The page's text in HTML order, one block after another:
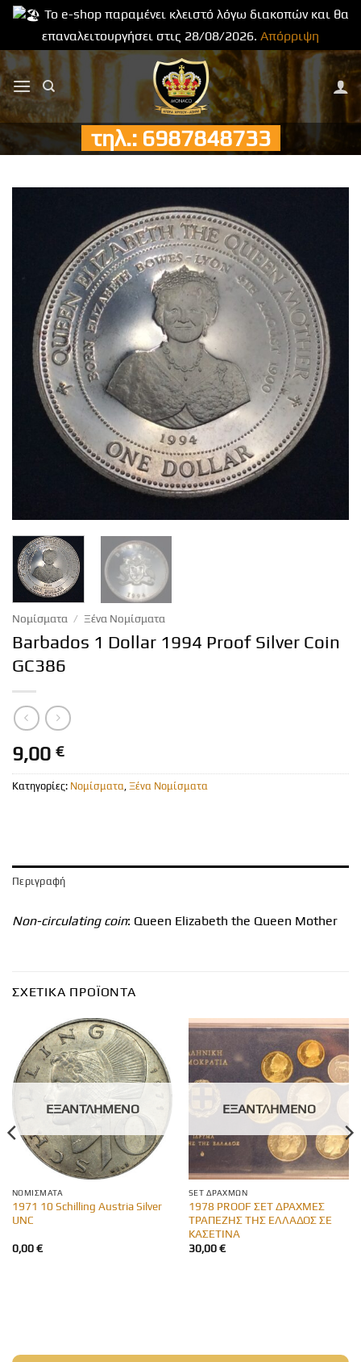
Το e-shop παραμένει κλειστό λόγω διακοπών και θα
επαναλειτουργήσει στις 28/08/2026. Απόρριψη
Μετάβαση
στο
περιεχόμενο
τηλ.: 6987848733
Νομίσματα / Ξένα Νομίσματα
Barbados 1 Dollar 1994 Proof Silver Coin
GC386
9,00 €
Κατηγορίες: Νομίσματα Ξένα Νομίσματα
Περιγραφή
Non-circulating coin: Queen Elizabeth the Queen Mother
ΣΧΕΤΙΚΆ ΠΡΟΪΌΝΤΑ
ΕΞΑΝΤΛΗΜΈΝΟ
ΝΟΜΊΣΜΑΤΑ
1971 10 Schilling Austria Silver
UNC
0,00€
ΕΞΑΝΤΛΗΜΈΝΟ
SET ΔΡΑΧΜΏΝ
1978 PROOF ΣΕΤ ΔΡΑΧΜΕΣ
ΤΡΑΠΕΖΗΣ ΤΗΣ ΕΛΛΑΔΟΣ ΣΕ
ΚΑΣΕΤΙΝΑ
30,00€